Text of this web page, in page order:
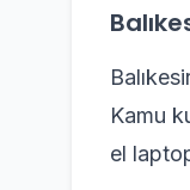
Kamu
el